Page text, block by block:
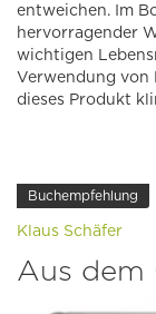
entweichen. Im
hervorragender
wichtigen
Verwendung von
dieses Produkt
Buchempfehlung
Klaus Schäfer
Aus dem